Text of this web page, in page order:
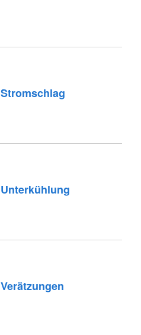
Stromschlag
Unterkühlung
Verätzungen